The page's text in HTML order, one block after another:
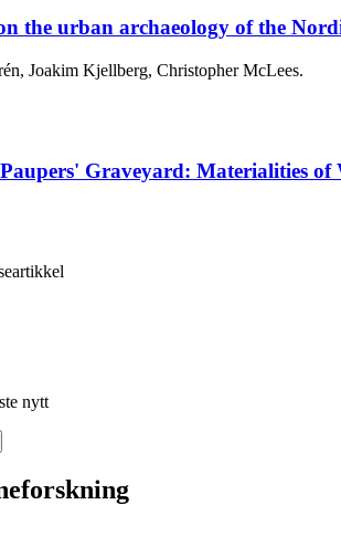
the urban archaeology of the
Joakim Kjellberg, Christopher McLees.
Graveyard: Materialities
nytt